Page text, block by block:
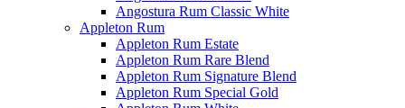
Angostura Rum Classic White
Appleton Rum
Appleton Rum Estate
Appleton Rum Rare Blend
Appleton Rum Signature Blend
Appleton Rum Special Gold